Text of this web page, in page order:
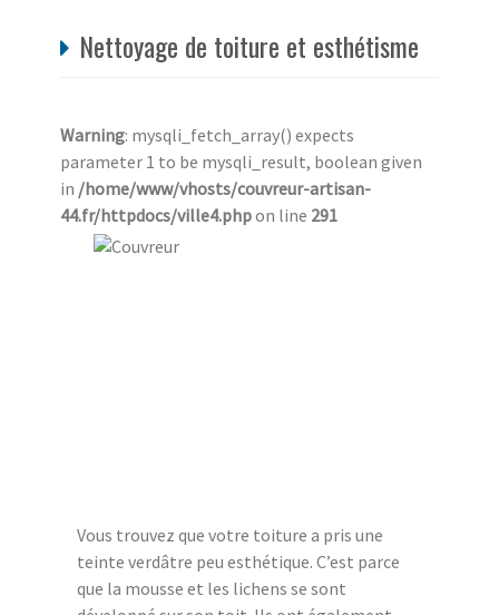
Nettoyage de toiture et esthétisme
Warning: mysqli_fetch_array() expects
parameter 1 to be mysqli_result, boolean given
in /home/www/vhosts/couvreur-artisan-
44.fr/httpdocs/ville4.phpon line 291
Vous trouvez que votre toiture a pris une
teinte verdâtre peu esthétique. C’est parce
que la mousse et les lichens se sont